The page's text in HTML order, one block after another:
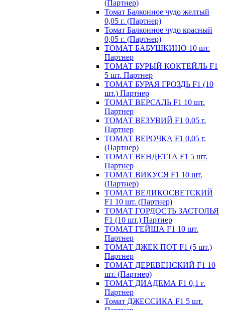
(Партнер)
Томат Балконное чудо желтый
0,05 г. (Партнер)
Томат Балконное чудо красный
0,05 г. (Партнер)
ТОМАТ БАБУШКИНО 10 шт.
Партнер
ТОМАТ БУРЫЙ КОКТЕЙЛЬ F1
5 шт. Партнер
ТОМАТ БУРАЯ ГРОЗДЬ F1 (10
шт.) Партнер
ТОМАТ ВЕРСАЛЬ F1 10 шт.
Партнер
ТОМАТ ВЕЗУВИЙ F1 0,05 г.
Партнер
ТОМАТ ВЕРОЧКА F1 0,05 г.
(Партнер)
ТОМАТ ВЕНДЕТТА F1 5 шт.
Партнер
ТОМАТ ВИКУСЯ F1 10 шт.
(Партнер)
ТОМАТ ВЕЛИКОСВЕТСКИЙ
F1 10 шт. (Партнер)
ТОМАТ ГОРДОСТЬ ЗАСТОЛЬЯ
F1 (10 шт.) Партнер
ТОМАТ ГЕЙША F1 10 шт.
Партнер
ТОМАТ ДЖЕК ПОТ F1 (5 шт.)
Партнер
ТОМАТ ДЕРЕВЕНСКИЙ F1 10
шт. (Партнер)
ТОМАТ ДИАДЕМА F1 0,1 г.
Партнер
Томат ДЖЕССИКА F1 5 шт.